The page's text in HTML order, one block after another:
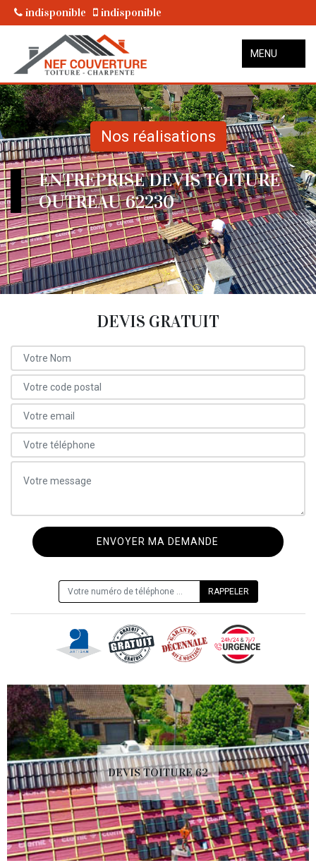
indisponible indisponible
MENU
Nos réalisations
ENTREPRISE DEVIS TOITURE
OUTREAU 62230
DEVIS GRATUIT
DEVIS TOITURE 62